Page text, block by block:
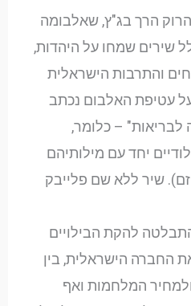
הרוק הרך בג"ץ, שאלבומה
שירים שמחו על היהדות,
והתרבות הישראלית
עטיפת האלבום נכתב
– כלומר,
יחד עם מילותיהם
שיר ללא שם פלייבק
להקת הבילויים
החברה הישראלית, בין
המלחמות ואף